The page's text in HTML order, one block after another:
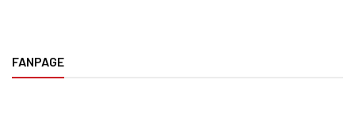
FANPAGE